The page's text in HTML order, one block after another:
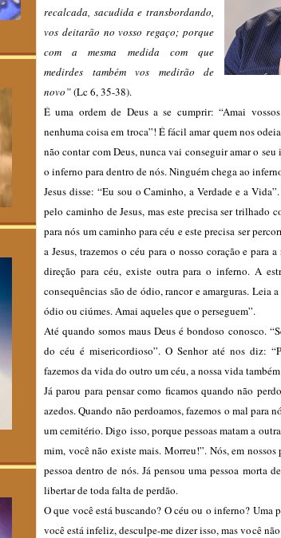
recalcada, sacudida e transbordando,
vos deitarão no vosso regaço; porque
com a mesma medida com que
medirdes também vos medirão de
novo”(Lc 6, 35-38).
É uma ordem de Deus a se cumprir: “Amai
nenhuma coisa em troca”! É fácil amar quem nos
não contar com Deus, nunca vai conseguir amar o
o inferno para dentro de nós. Ninguém chega ao
Jesus disse: “Eu sou o Caminho, a Verdade e a
pelo caminho de Jesus, mas este precisa ser trilhado
para nós um caminho para céu e este precisa ser
a Jesus, trazemos o céu para o nosso coração e para
direção para céu, existe outra para o inferno. A
consequências são de ódio, rancor e amarguras. Leia
ódio ou ciúmes. Amai aqueles que o perseguem”.
Até quando somos maus Deus é bondoso conosco.
do céu é misericordioso”. O Senhor até nos diz:
fazemos da vida do outro um céu, a nossa vida
Já parou para pensar como ficamos quando não
azedos. Quando não perdoamos, fazemos o mal para
um cemitério. Digo isso, porque pessoas matam a
mim, você não existe mais. Morreu!”. Nós, em
pessoa dentro de nós. Já pensou uma pessoa morta
libertar de toda falta de perdão.
O que você está buscando? O céu ou o inferno? Uma
você está infeliz, desculpe-me dizer isso, mas você